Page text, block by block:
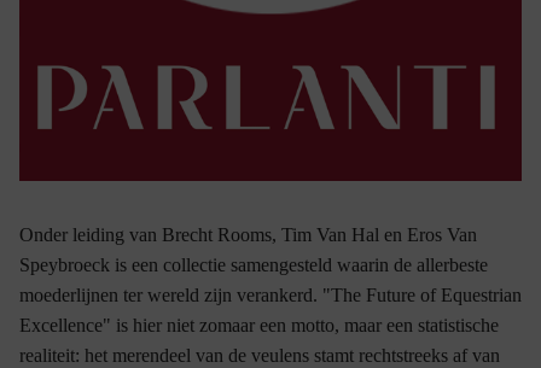
Onder leiding van Brecht Rooms, Tim Van Hal en Eros Van
Speybroeck is een collectie samengesteld waarin de allerbeste
moederlijnen ter wereld zijn verankerd. "The Future of Equestrian
Excellence" is hier niet zomaar een motto, maar een statistische
realiteit: het merendeel van de veulens stamt rechtstreeks af van